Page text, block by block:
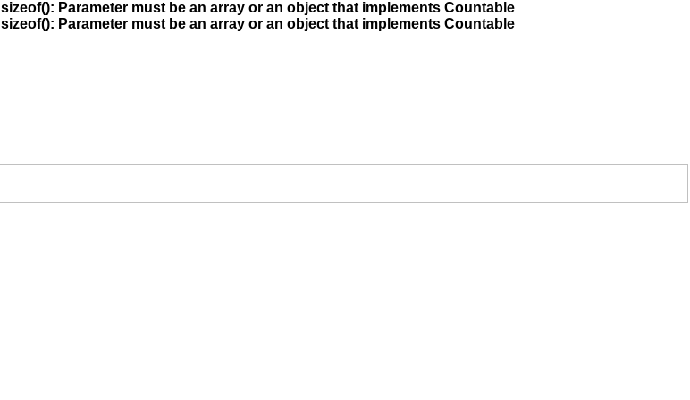
sizeof(): Parameter must be an array or an object that implements Countable
sizeof(): Parameter must be an array or an object that implements Countable